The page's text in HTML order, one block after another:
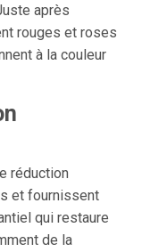
après
rouges et roses
à la couleur
réduction
et fournissent
qui restaure
de la